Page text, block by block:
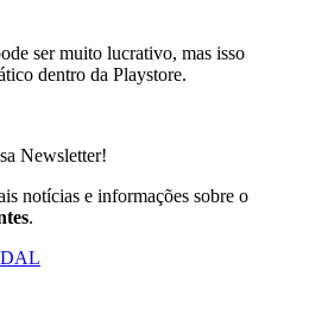
ser muito lucrativo, mas isso
dentro da Playstore.
Newsletter!
notícias e informações sobre o
.